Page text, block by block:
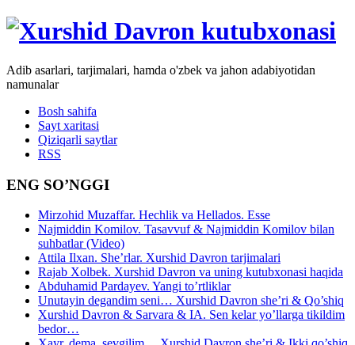
Adib asarlari, tarjimalari, hamda o'zbek va jahon adabiyotidan
namunalar
Bosh sahifa
Sayt xaritasi
Qiziqarli saytlar
RSS
ENG SO’NGGI
Mirzohid Muzaffar. Hechlik va Hellados. Esse
Najmiddin Komilov. Tasavvuf & Najmiddin Komilov bilan
suhbatlar (Video)
Attila Ilxan. She’rlar. Xurshid Davron tarjimalari
Rajab Xolbek. Xurshid Davron va uning kutubxonasi haqida
Abduhamid Pardayev. Yangi to’rtliklar
Unutayin degandim seni… Xurshid Davron she’ri & Qo’shiq
Xurshid Davron & Sarvara & IA. Sen kelar yo’llarga tikildim
bedor…